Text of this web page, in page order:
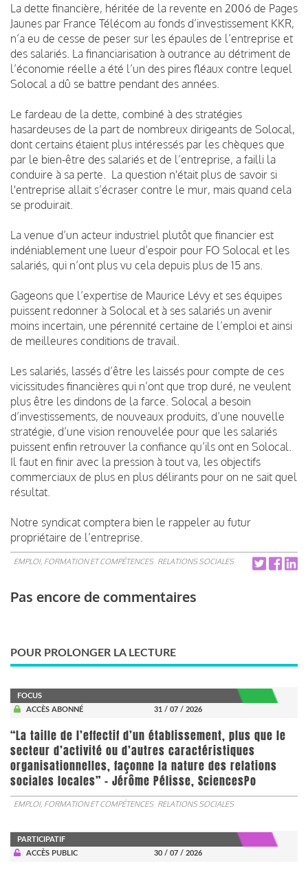
La dette financière, héritée de la revente en 2006 de Pages
Jaunes par France Télécom au fonds d’investissement KKR,
n’a eu de cesse de peser sur les épaules de l’entreprise et
des salariés. La financiarisation à outrance au détriment de
l’économie réelle a été l’un des pires fléaux contre lequel
Solocal a dû se battre pendant des années.
Le fardeau de la dette, combiné à des stratégies
hasardeuses de la part de nombreux dirigeants de Solocal,
dont certains étaient plus intéressés par les chèques que
par le bien-être des salariés et de l’entreprise, a failli la
conduire à sa perte. La question n'était plus de savoir si
l'entreprise allait s’écraser contre le mur, mais quand cela
se produirait.
La venue d’un acteur industriel plutôt que financier est
indéniablement une lueur d’espoir pour FO Solocal et les
salariés, qui n’ont plus vu cela depuis plus de 15 ans.
Gageons que l’expertise de Maurice Lévy et ses équipes
puissent redonner à Solocal et à ses salariés un avenir
moins incertain, une pérennité certaine de l’emploi et ainsi
de meilleures conditions de travail.
Les salariés, lassés d’être les laissés pour compte de ces
vicissitudes financières qui n’ont que trop duré, ne veulent
plus être les dindons de la farce. Solocal a besoin
d’investissements, de nouveaux produits, d’une nouvelle
stratégie, d’une vision renouvelée pour que les salariés
puissent enfin retrouver la confiance qu’ils ont en Solocal.
Il faut en finir avec la pression à tout va, les objectifs
commerciaux de plus en plus délirants pour on ne sait quel
résultat.
Notre syndicat comptera bien le rappeler au futur
propriétaire de l’entreprise.
EMPLOI, FORMATION ET COMPÉTENCES RELATIONS SOCIALES
Pas encore de commentaires
POUR PROLONGER LA LECTURE
FOCUS
ACCÈS ABONNÉ
31 / 07 / 2026
“La taille de l’effectif d’un établissement, plus que le
secteur d’activité ou d’autres caractéristiques
organisationnelles, façonne la nature des relations
sociales locales” - Jérôme Pélisse, SciencesPo
EMPLOI, FORMATION ET COMPÉTENCES RELATIONS SOCIALES
PARTICIPATIF
ACCÈS PUBLIC
30 / 07 / 2026